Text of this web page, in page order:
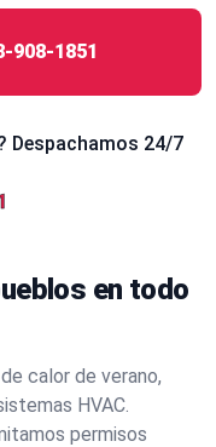
908-1851
Despachamos 24/7
en todo
calor de verano,
HVAC.
permisos